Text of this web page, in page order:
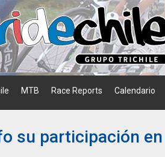
MTB Race Reports Calendario
su participación en